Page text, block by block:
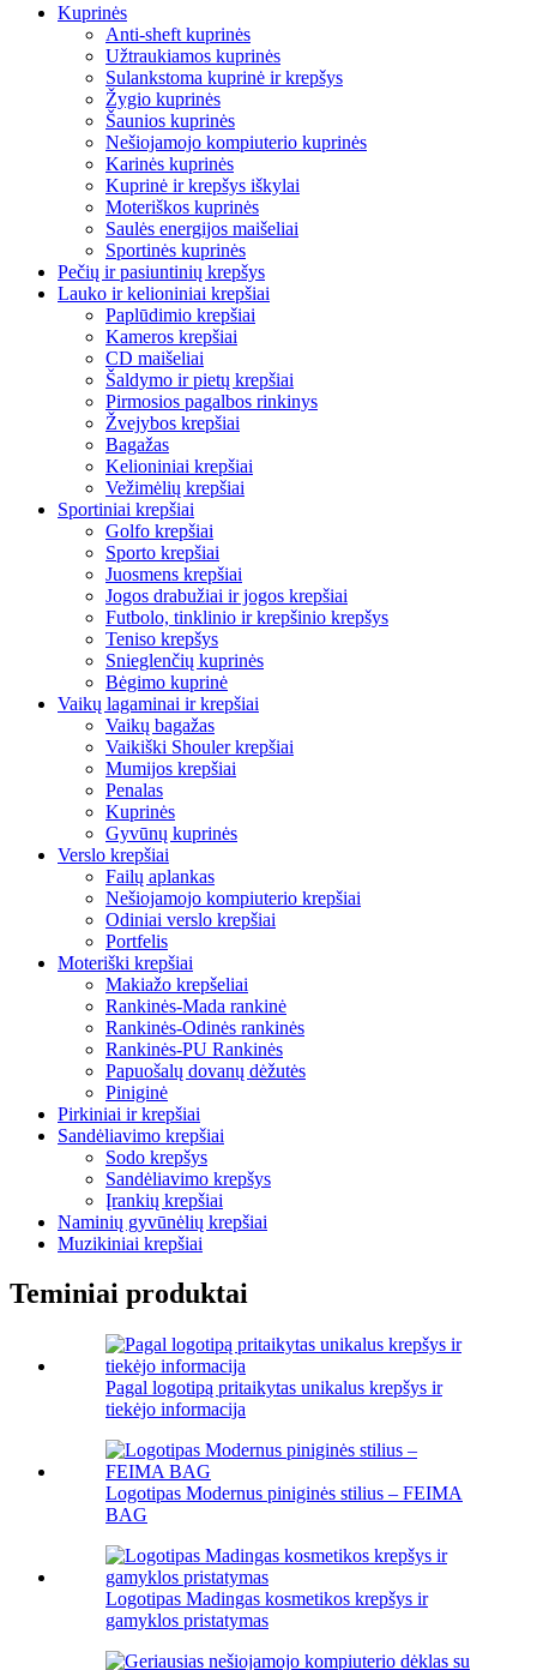
Kuprinės
Anti-sheft kuprinės
Užtraukiamos kuprinės
Sulankstoma kuprinė ir krepšys
Žygio kuprinės
Šaunios kuprinės
Nešiojamojo kompiuterio kuprinės
Karinės kuprinės
Kuprinė ir krepšys iškylai
Moteriškos kuprinės
Saulės energijos maišeliai
Sportinės kuprinės
Pečių ir pasiuntinių krepšys
Lauko ir kelioniniai krepšiai
Paplūdimio krepšiai
Kameros krepšiai
CD maišeliai
Šaldymo ir pietų krepšiai
Pirmosios pagalbos rinkinys
Žvejybos krepšiai
Bagažas
Kelioniniai krepšiai
Vežimėlių krepšiai
Sportiniai krepšiai
Golfo krepšiai
Sporto krepšiai
Juosmens krepšiai
Jogos drabužiai ir jogos krepšiai
Futbolo, tinklinio ir krepšinio krepšys
Teniso krepšys
Snieglenčių kuprinės
Bėgimo kuprinė
Vaikų lagaminai ir krepšiai
Vaikų bagažas
Vaikiški Shouler krepšiai
Mumijos krepšiai
Penalas
Kuprinės
Gyvūnų kuprinės
Verslo krepšiai
Failų aplankas
Nešiojamojo kompiuterio krepšiai
Odiniai verslo krepšiai
Portfelis
Moteriški krepšiai
Makiažo krepšeliai
Rankinės-Mada rankinė
Rankinės-Odinės rankinės
Rankinės-PU Rankinės
Papuošalų dovanų dėžutės
Piniginė
Pirkiniai ir krepšiai
Sandėliavimo krepšiai
Sodo krepšys
Sandėliavimo krepšys
Įrankių krepšiai
Naminių gyvūnėlių krepšiai
Muzikiniai krepšiai
Teminiai produktai
Pagal logotipą pritaikytas unikalus krepšys ir
tiekėjo informacija
Logotipas Modernus piniginės stilius – FEIMA
BAG
Logotipas Madingas kosmetikos krepšys ir
gamyklos pristatymas